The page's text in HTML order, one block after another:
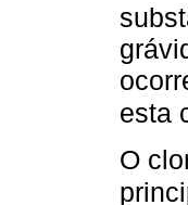
esta
O